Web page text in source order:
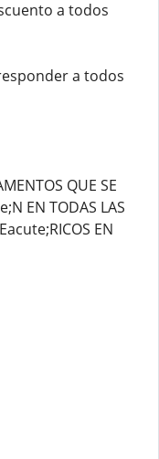
a todos
a todos
QUE SE
EN TODAS LAS
EN